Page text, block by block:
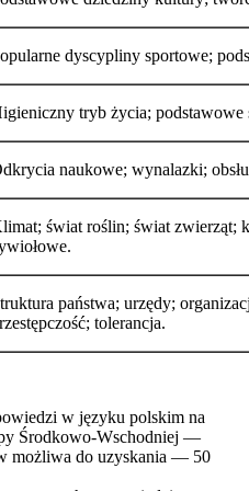
dyscypliny sportowe;
tryb życia; podstawowe
naukowe; wynalazki;
świat roślin; świat zwierząt;
państwa; urzędy;
tolerancja.
w języku polskim na
Środkowo-Wschodniej —
możliwa do uzyskania — 50